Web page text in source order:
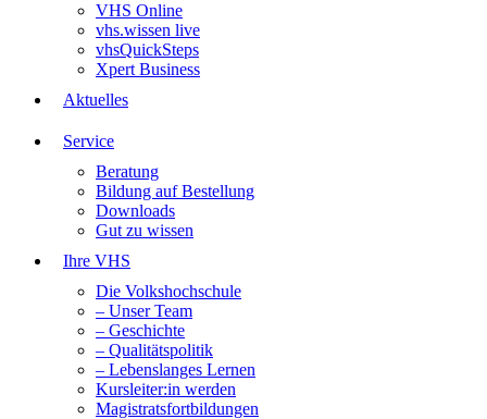
VHS Online
vhs.wissen live
vhsQuickSteps
Xpert Business
Aktuelles
Service
Beratung
Bildung auf Bestellung
Downloads
Gut zu wissen
Ihre VHS
Die Volkshochschule
– Unser Team
– Geschichte
– Qualitätspolitik
– Lebenslanges Lernen
Kursleiter:in werden
Magistratsfortbildungen